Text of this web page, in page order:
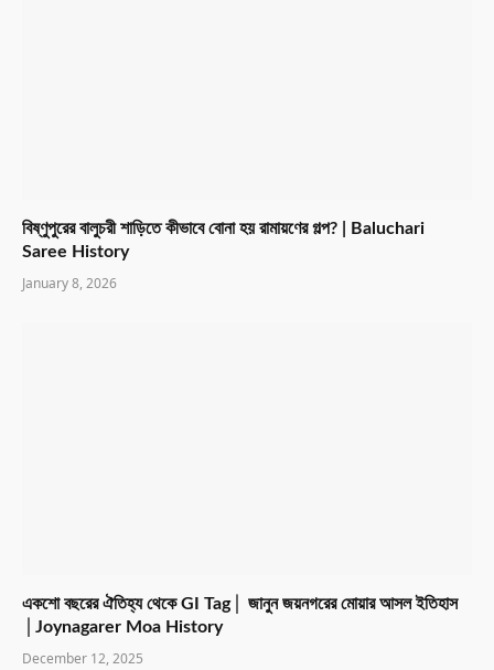
বিষ্ণুপুরের বালুচরী শাড়িতে কীভাবে বোনা হয় রামায়ণের গল্প? | Baluchari
Saree History
January 8, 2026
একশো বছরের ঐতিহ্য থেকে GI Tag│ জানুন জয়নগরের মোয়ার আসল ইতিহাস
│Joynagarer Moa History
December 12, 2025